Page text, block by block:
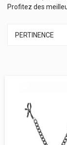
Profitez des
PERTINENCE